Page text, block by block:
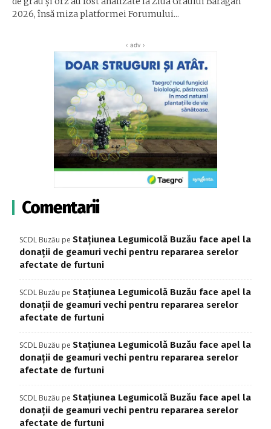
2026, însă miza platformei Forumului...
‹ adv ›
Comentarii
SCDL Buzău pe Stațiunea Legumicolă Buzău face apel la
donații de geamuri vechi pentru repararea serelor
afectate de furtuni
SCDL Buzău pe Stațiunea Legumicolă Buzău face apel la
donații de geamuri vechi pentru repararea serelor
afectate de furtuni
SCDL Buzău pe Stațiunea Legumicolă Buzău face apel la
donații de geamuri vechi pentru repararea serelor
afectate de furtuni
SCDL Buzău pe Stațiunea Legumicolă Buzău face apel la
donații de geamuri vechi pentru repararea serelor
afectate de furtuni